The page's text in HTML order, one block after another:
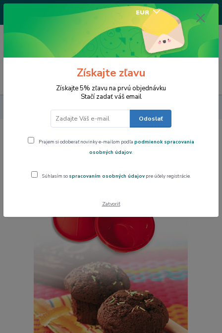
EUR
/Po-Pi 9-17 hod/
0,00 EUR
Silikomart forma na pečenie Muffin
Silikomart forma na pečenie Muffin
Získajte zľavu
Získajte 5% zľavu na prvú objednávku
Stačí zadať váš email
Odoslať
Prajem si odoberať novinky e-mailom podľa podmienok spracovania
osobných údajov.
Súhlasím so spracovaním osobných údajov pre účely registrácie.
Zatvoriť